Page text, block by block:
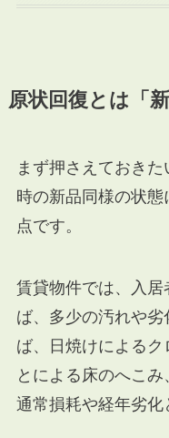
原状回復とは「
まず押さえておき
時の新品同様の状態
点です。
賃貸物件では、入
ば、多少の汚れや劣
ば、日焼けによるク
とによる床のへこみ
通常損耗や経年劣化